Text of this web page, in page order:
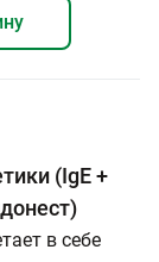
(IgE +
в себе